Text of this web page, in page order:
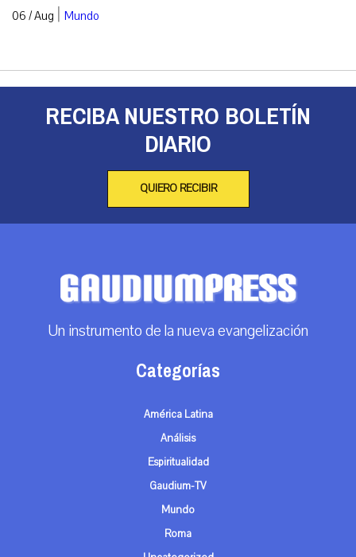
06 / Aug | Mundo
RECIBA NUESTRO BOLETÍN
DIARIO
QUIERO RECIBIR
Un instrumento de la nueva evangelización
Categorías
América Latina
Análisis
Espiritualidad
Gaudium-TV
Mundo
Roma